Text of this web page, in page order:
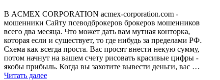
В ACMEX CORPORATION acmex-corporation.com -
мошенники Сайту псеводброкеров брокеров мошенников
всего два месяца. Что может дать вам мутная конторка,
которая если и существует, то где нибудь за пределами РФ.
Схема как всегда проста. Вас просят внести некую сумму,
потом начнут на вашем счету рисовать красивые цифры -
якобы прибыль. Когда вы захотите вывести деньги, вас …
Читать далее